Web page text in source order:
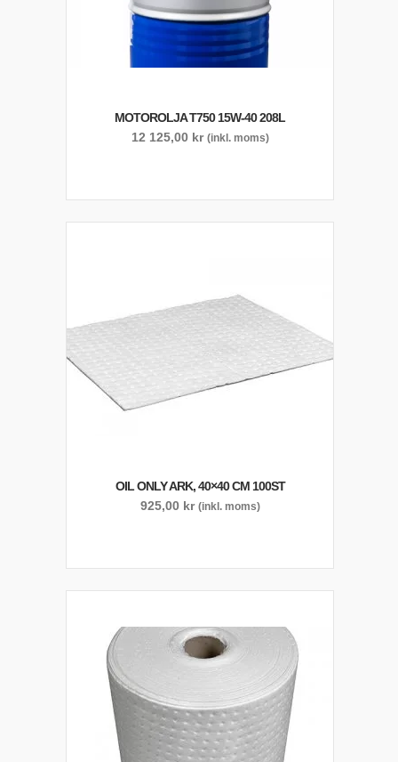
MOTOROLJA T750 15W-40 208L
12 125,00 kr (inkl. moms)
OIL ONLY ARK, 40×40 CM 100ST
925,00 kr (inkl. moms)